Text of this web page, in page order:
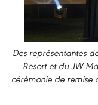
Des représentantes
Resort et du JW
cérémonie de remise